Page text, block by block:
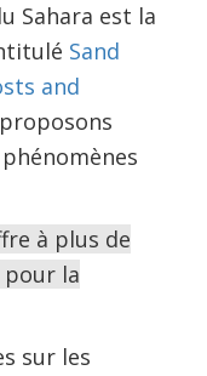
Sahara est la
Sand
and
à plus de
pour la
sur les